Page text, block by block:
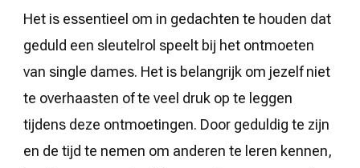
Het is essentieel om in gedachten te houden dat
geduld een sleutelrol speelt bij het ontmoeten
van single dames. Het is belangrijk om jezelf niet
te overhaasten of te veel druk op te leggen
tijdens deze ontmoetingen. Door geduldig te zijn
en de tijd te nemen om anderen te leren kennen,